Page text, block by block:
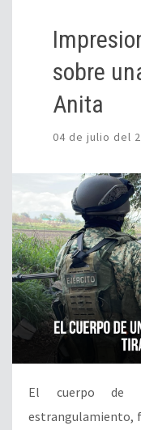
sobre
Anita
04 de julio del
El cuerpo de
estrangulamiento,